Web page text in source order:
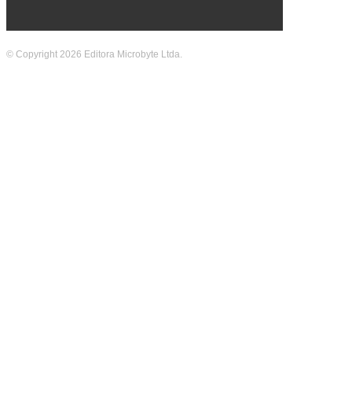
© Copyright 2026 Editora Microbyte Ltda.